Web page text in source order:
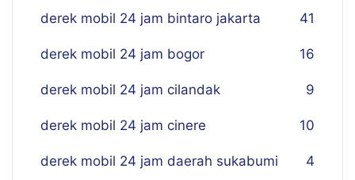
derek mobil 24 jam bintaro jakarta 41
derek mobil 24 jam bogor 16
derek mobil 24 jam cilandak 9
derek mobil 24 jam cinere 10
derek mobil 24 jam daerah sukabumi 4